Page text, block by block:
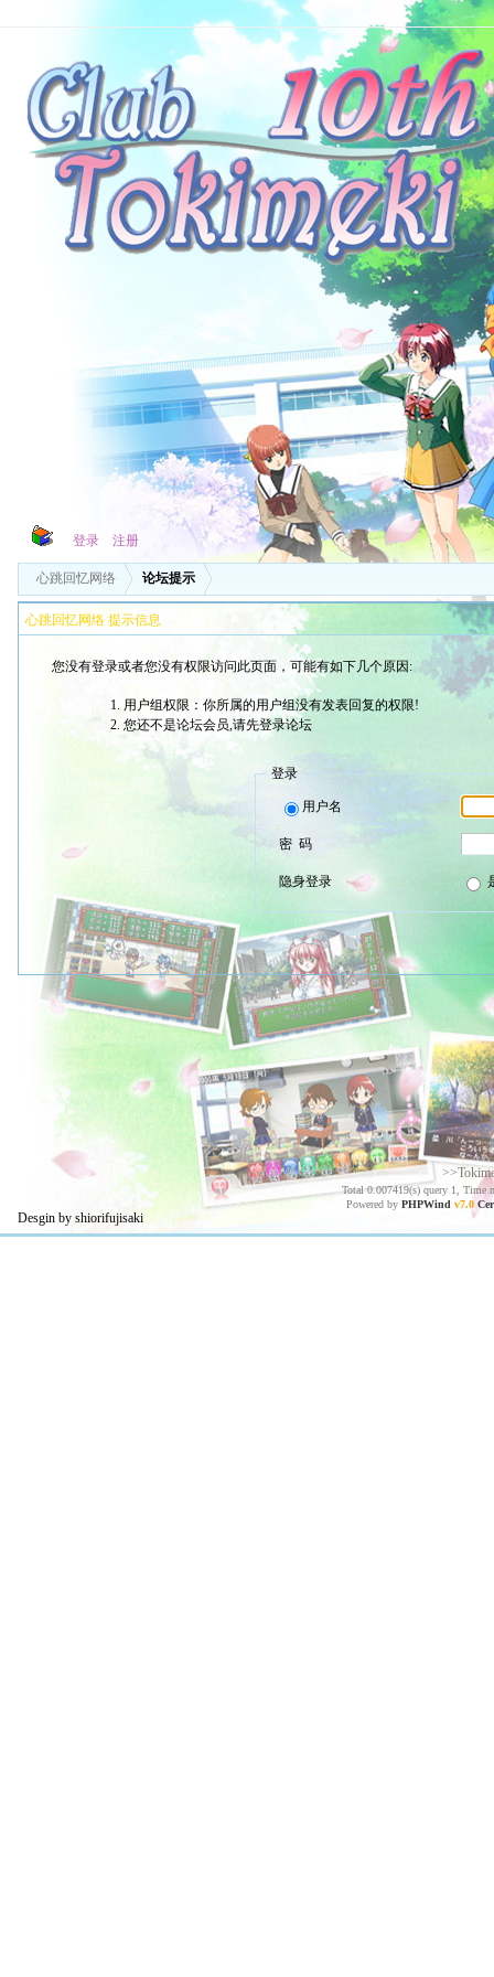
登录 注册
心跳回忆网络 论坛提示
心跳回忆网络 提示信息
您没有登录或者您没有权限访问此页面，可能有如下几个原因:
用户组权限：你所属的用户组没有发表回复的权限!
您还不是论坛会员,请先登录论坛
登录
用户名
密 码
隐身登录
Total 0.007419(s) query 1, Time
Powered by PHPWind v7.0
Desgin by shiorifujisaki